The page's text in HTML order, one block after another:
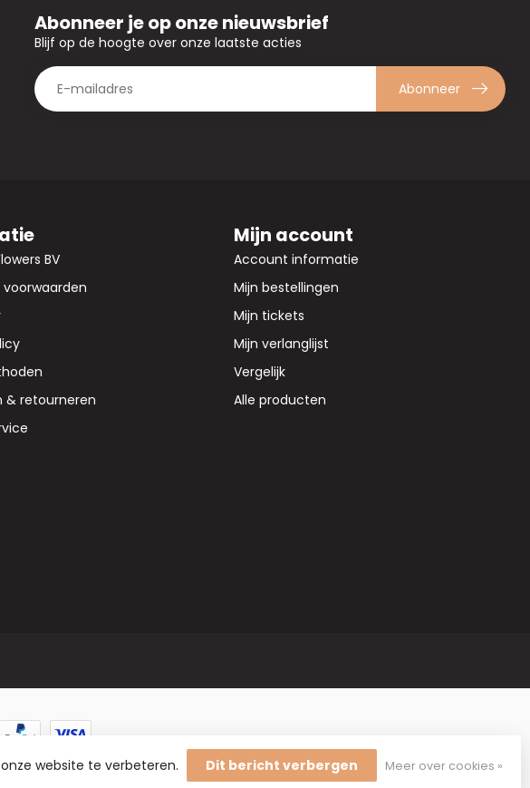
Abonneer je op onze nieuwsbrief
Blijf op de hoogte over onze laatste acties
Abonneer
BV
& retourneren
Mijn account
Account informatie
Mijn bestellingen
Mijn tickets
Mijn verlanglijst
Vergelijk
Alle producten
artikelen en hobbymaterialen.
website te verbeteren. Dit bericht verbergen Meer over cookies »